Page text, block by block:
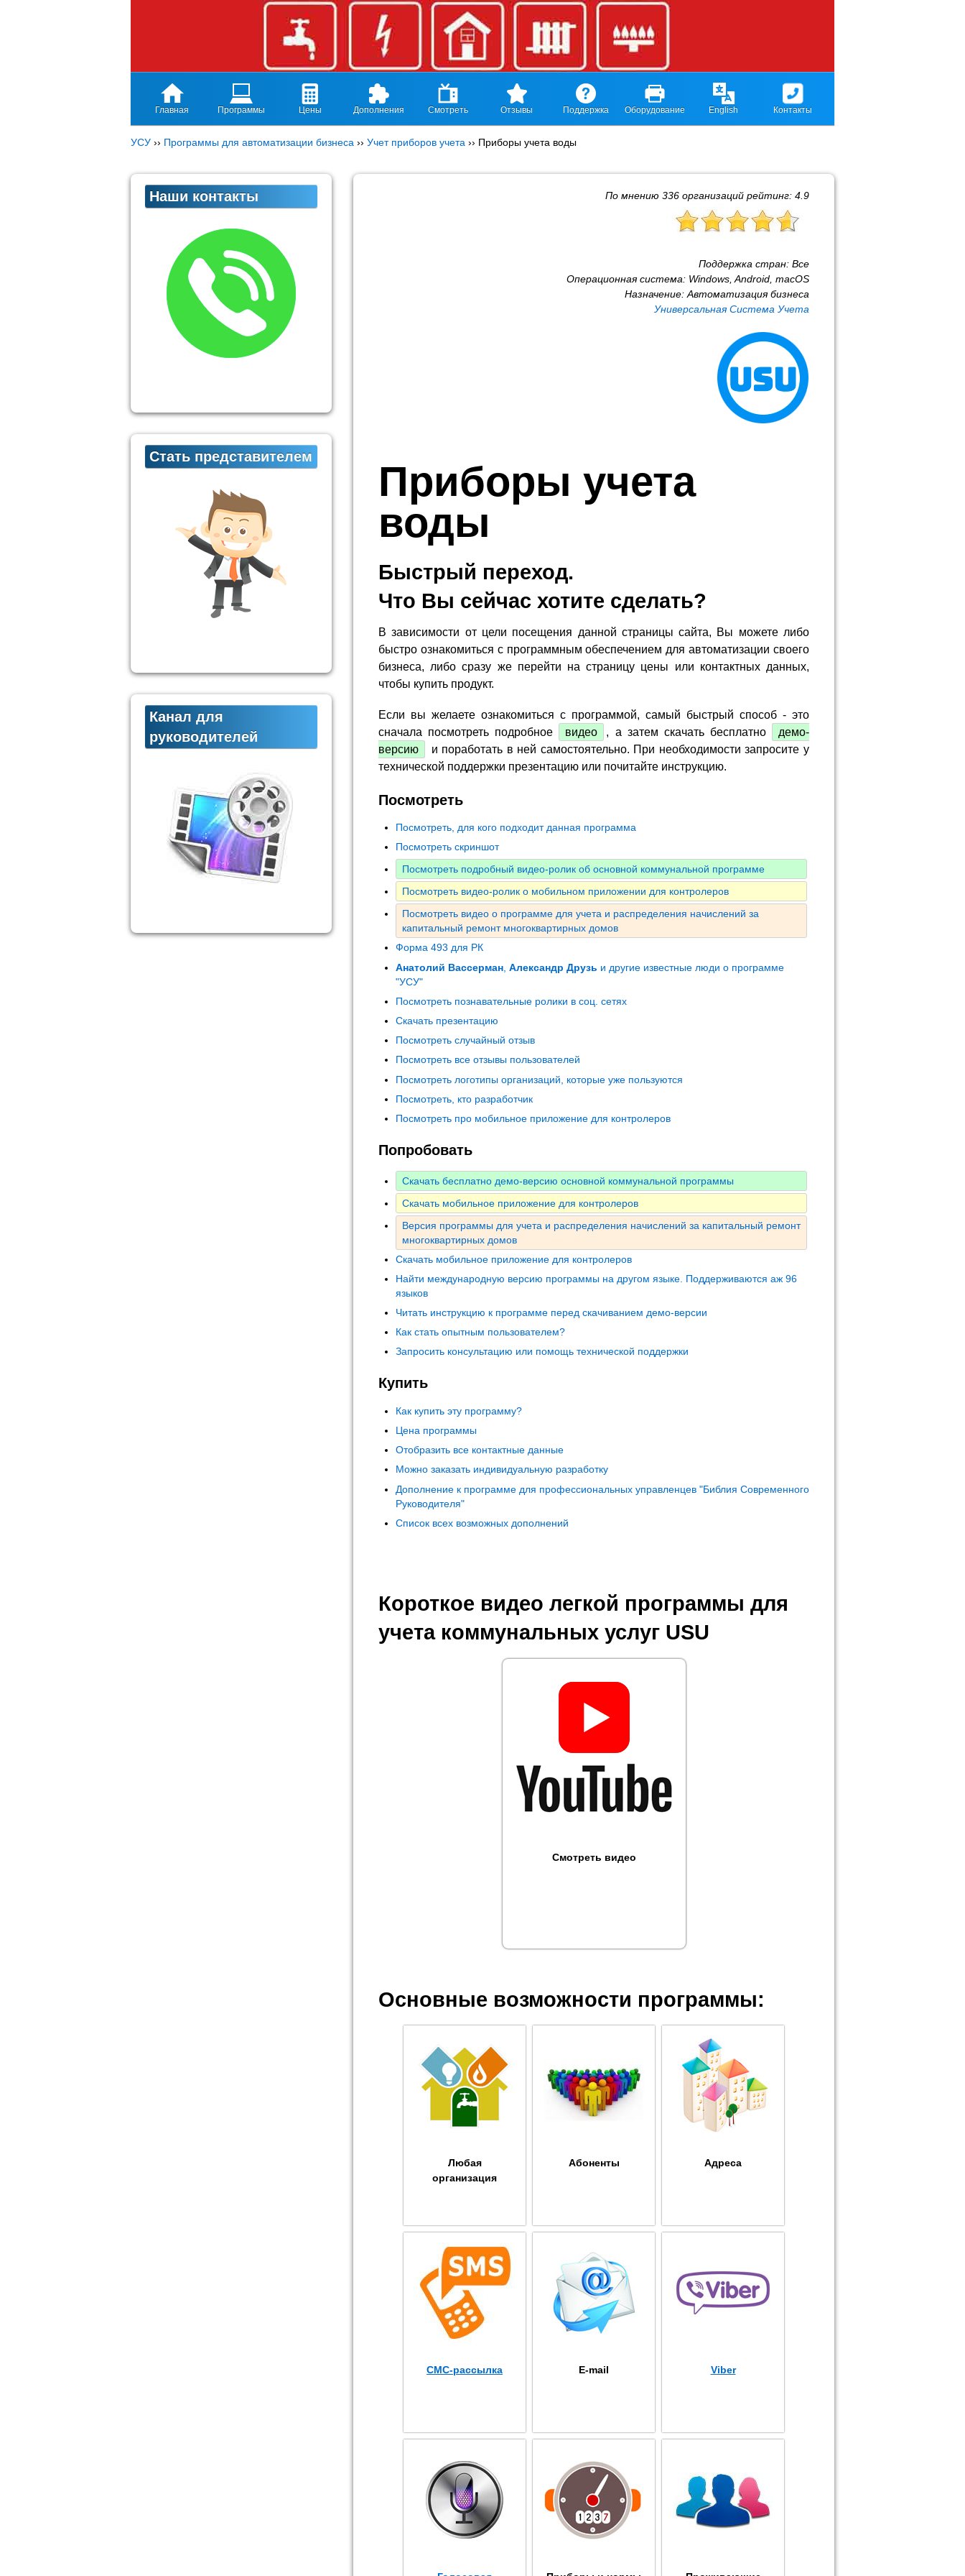
Главная Программы Цены Дополнения Смотреть Отзывы Поддержка Оборудование English Контакты
УСУ ›› Программы для автоматизации бизнеса ›› Учет приборов учета ›› Приборы учета воды
По мнению 336 организаций рейтинг: 4.9
Поддержка стран: Все
Операционная система: Windows, Android, macOS
Назначение: Автоматизация бизнеса
Универсальная Система Учета
Приборы учета
воды
Быстрый переход.
Что Вы сейчас хотите сделать?
В зависимости от цели посещения данной страницы сайта, Вы можете либо
быстро ознакомиться с программным обеспечением для автоматизации своего
бизнеса, либо сразу же перейти на страницу цены или контактных данных,
чтобы купить продукт.
Если вы желаете ознакомиться с программой, самый быстрый способ - это
сначала посмотреть подробное
видео , а затем скачать бесплатно
демо-
версию
и поработать в ней самостоятельно. При необходимости запросите у
технической поддержки презентацию или почитайте инструкцию.
Посмотреть
Посмотреть, для кого подходит данная программа
Посмотреть скриншот
Посмотреть подробный видео-ролик об основной коммунальной программе
Посмотреть видео-ролик о мобильном приложении для контролеров
Посмотреть видео о программе для учета и распределения начислений за
капитальный ремонт многоквартирных домов
Форма 493 для РК
Анатолий Вассерман Александр Друзь и другие известные люди о программе
"УСУ"
Посмотреть познавательные ролики в соц. сетях
Скачать презентацию
Посмотреть случайный отзыв
Посмотреть все отзывы пользователей
Посмотреть логотипы организаций, которые уже пользуются
Посмотреть, кто разработчик
Посмотреть про мобильное приложение для контролеров
Попробовать
Скачать бесплатно демо-версию основной коммунальной программы
Скачать мобильное приложение для контролеров
Версия программы для учета и распределения начислений за капитальный ремонт
многоквартирных домов
Скачать мобильное приложение для контролеров
Найти международную версию программы на другом языке. Поддерживаются аж 96
языков
Читать инструкцию к программе перед скачиванием демо-версии
Как стать опытным пользователем?
Запросить консультацию или помощь технической поддержки
Купить
Как купить эту программу?
Цена программы
Отобразить все контактные данные
Можно заказать индивидуальную разработку
Дополнение к программе для профессиональных управленцев "Библия Современного
Руководителя"
Список всех возможных дополнений
Короткое видео легкой программы для
учета коммунальных услуг USU
Смотреть видео
Основные возможности программы:
Любая
организация
Абоненты Адреса
СМС-рассылка E-mail Viber
Наши контакты
Стать представителем
Канал для
руководителей